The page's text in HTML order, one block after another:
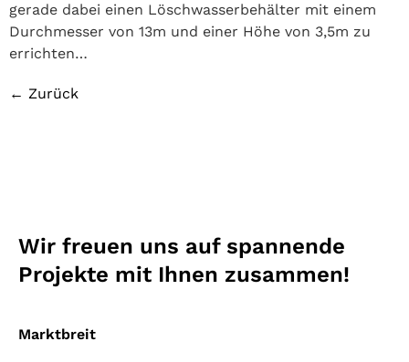
gerade dabei einen Löschwasserbehälter mit einem
Durchmesser von 13m und einer Höhe von 3,5m zu
errichten…
← Zurück
Wir freuen uns auf spannende
Projekte mit Ihnen zusammen!
Marktbreit